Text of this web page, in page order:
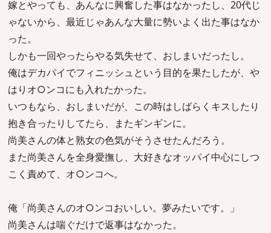
嫁とやっても、あんなに興奮した事はなかったし、20代じ
ゃないから、最近じゃあんな大量に勢いよく出た事はなか
った。
しかも一回やったらやる気失せて、おしまいだったし。
俺はデカパイでフィニッシュという目的を果たしたが、や
はりオ○ンコにも入れたかった。
いつもなら、おしまいだが、この時はしばらくキスしたり
抱き合ったりしてたら、またギンギンに。
尚美さんの体と熟女の色気がそうさせたんだろう。
また尚美さんを全身愛撫し、大好きなオッパイ中心にしつ
こく責めて、オ○ンコへ。
俺「尚美さんのオ○ンコおいしい。夢みたいです。」
尚美さんは喘ぐだけで返事はなかった。